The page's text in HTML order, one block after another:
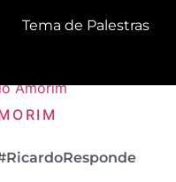
Tema de Palestras